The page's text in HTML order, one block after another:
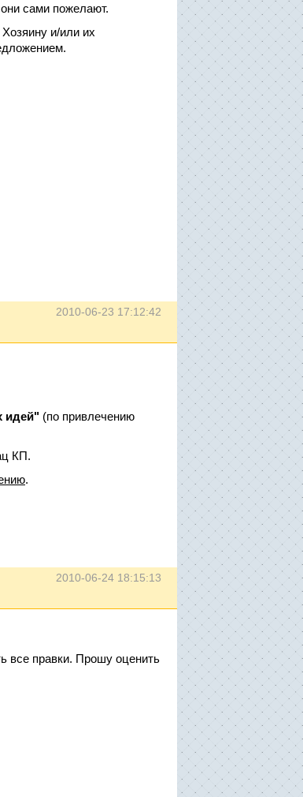
сами пожелают.
Хозяину и/или их
2010-06-23 17:12:42
идей" (по привлечению
КП.
.
2010-06-24 18:15:13
все правки. Прошу оценить